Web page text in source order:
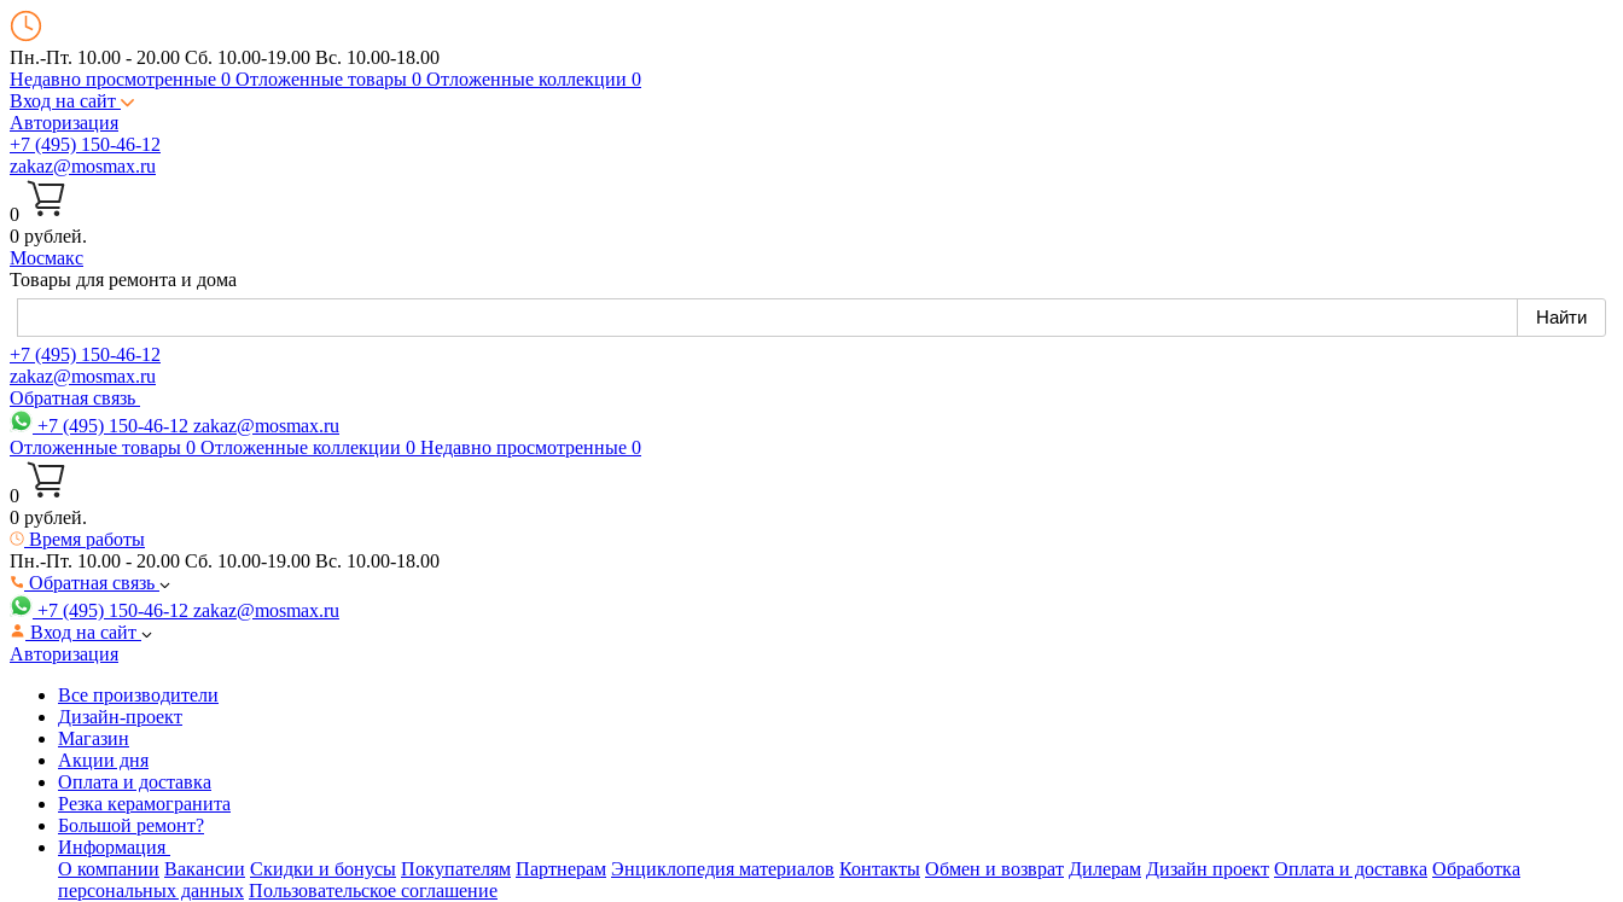
Пн.-Пт. 10.00 - 20.00 Сб. 10.00-19.00 Вс. 10.00-18.00
Недавно просмотренные 0 Отложенные товары 0 Отложенные коллекции 0
Вход на сайт
Авторизация
+7 (495) 150-46-12
zakaz@mosmax.ru
0
0 рублей.
Мосмакс
Товары для ремонта и дома
+7 (495) 150-46-12
zakaz@mosmax.ru
Обратная связь
+7 (495) 150-46-12 zakaz@mosmax.ru
Отложенные товары 0 Отложенные коллекции 0 Недавно просмотренные 0
0
0 рублей.
Время работы
Пн.-Пт. 10.00 - 20.00 Сб. 10.00-19.00 Вс. 10.00-18.00
Обратная связь
+7 (495) 150-46-12 zakaz@mosmax.ru
Вход на сайт
Авторизация
Все производители
Дизайн-проект
Магазин
Акции дня
Оплата и доставка
Резка керамогранита
Большой ремонт?
Информация
О компании Вакансии Скидки и бонусы Покупателям Партнерам Энциклопедия материалов Контакты Обмен и возврат Дилерам Дизайн проект Оплата и доставка Обработка
персональных данных Пользовательское соглашение